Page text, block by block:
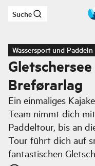
Zum Hauptinhalt
Suche
Wassersport und Paddeln
Breførarlag
Ein einmaliges
Team nimmt dich
Paddeltour, bis an
Tour führt dich auf
fantastischen